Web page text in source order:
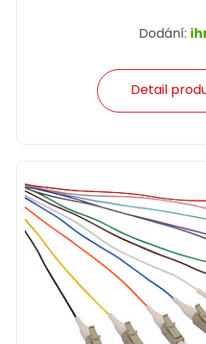
Dodání:
Detail